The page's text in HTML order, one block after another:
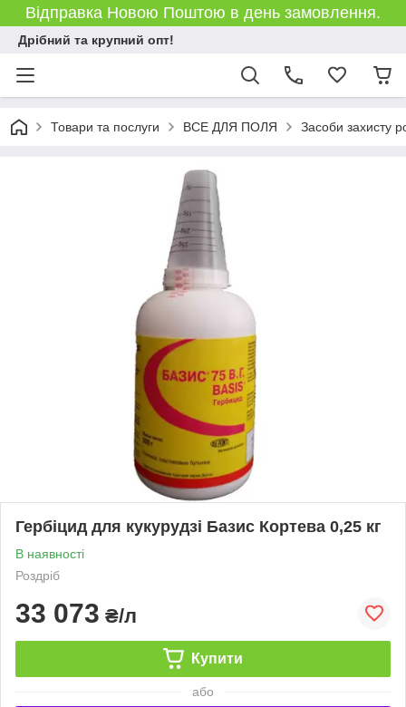
Відправка Новою Поштою в день замовлення.
Дрібний та крупний опт!
Товари та послуги ВСЕ ДЛЯ ПОЛЯ Засоби захисту
Гербіцид для кукурудзі Базис Кортева 0,25 кг
В наявності
Роздріб
33 073 ₴/л
Купити
або